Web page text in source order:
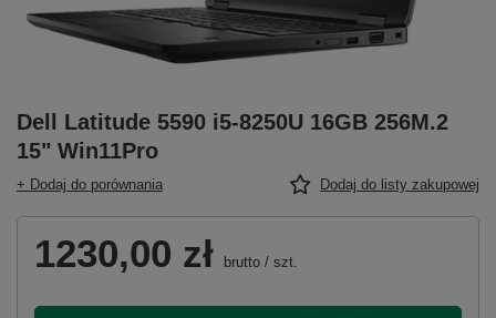
Dell Latitude 5590 i5-8250U 16GB 256M.2
15" Win11Pro
+ Dodaj do porównania Dodaj do listy zakupowej
1230,00 zł brutto / szt.